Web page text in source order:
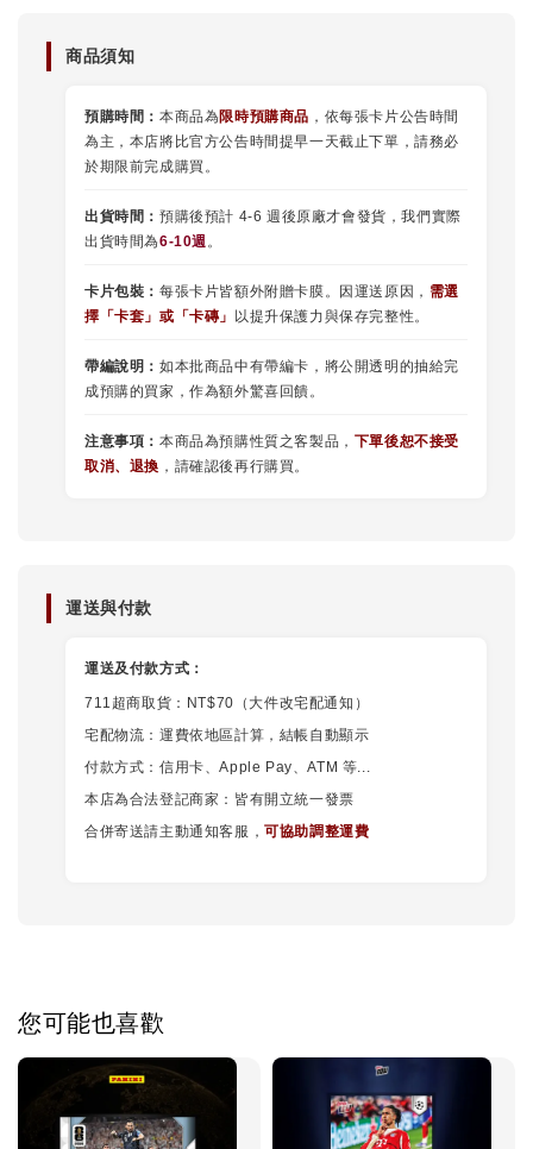
商品須知
預購時間： 本商品為限時預購商品 ，依每張卡片公告時間
為主，本店將比官方公告時間提早一天截止下單，請務必
於期限前完成購買。
出貨時間： 預購後預計 4-6 週後原廠才會發貨，我們實際
出貨時間為6-10週。
卡片包裝： 每張卡片皆額外附贈卡膜。因運送原因， 需選
擇 「卡套 」或 「卡磚」 以提升保護力與保存完整性。
帶編說明： 如本批商品中有帶編卡，將公開透明的抽給完
成預購的買家，作為額外驚喜回饋。
注意事項： 本商品為預購性質之客製品， 下單後恕不接受
取消、退換 ，請確認後再行購買。
運送與付款
運送及付款方式：
711超商取貨：NT$70（大件改宅配通知）
宅配物流：運費依地區計算，結帳自動顯示
付款方式：信用卡、Apple Pay、ATM 等...
本店為合法登記商家：皆有開立統一發票
合併寄送請主動通知客服，可協助調整運費
您可能也喜歡